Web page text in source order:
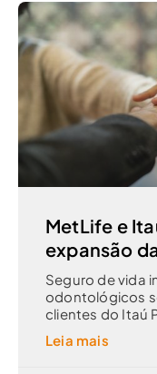
MetLife e
expansão
Seguro de vida
odontológicos
clientes do Itaú
Leia mais